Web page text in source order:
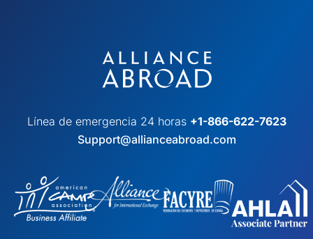
Línea de emergencia 24 horas +1-866-622-7623
Support@allianceabroad.com